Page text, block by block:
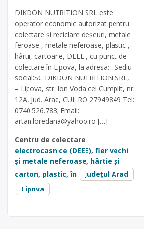
DIKDON NUTRITION SRL este
operator economic autorizat pentru
colectare și reciclare deșeuri, metale
feroase , metale neferoase, plastic ,
hârtii, cartoane, DEEE , cu punct de
colectare în Lipova, la adresa: . Sediu
social:SC DIKDON NUTRITION SRL,
– Lipova, str. Ion Voda cel Cumplit, nr.
12A, Jud. Arad, CUI: RO 27949849 Tel:
0740.526.783; Email:
artan.loredana@yahoo.ro […]
Centru de colectare
electrocasnice (DEEE), fier vechi
și metale neferoase, hârtie și
carton, plastic, în
județul Arad
Lipova